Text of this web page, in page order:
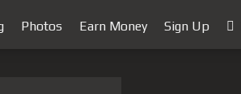
Photos Earn Money Sign Up